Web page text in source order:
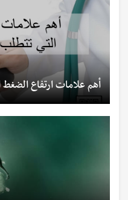
أهم علامات ارتفاع الضغط